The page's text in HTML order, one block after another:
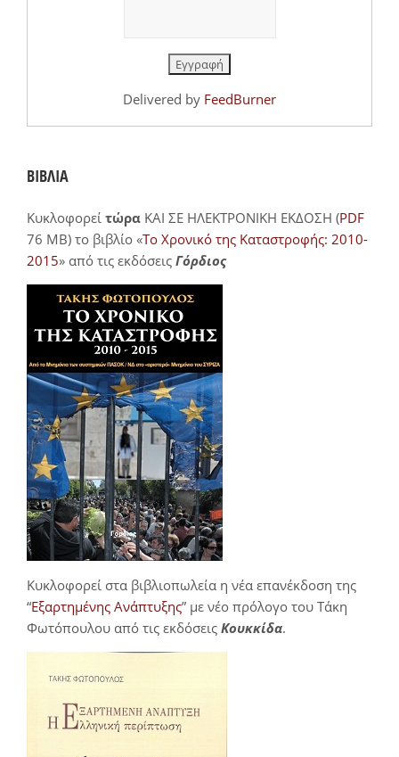
Delivered by FeedBurner
ΒΙΒΛΙΑ
Κυκλοφορεί τώρα ΚΑΙ ΣΕ ΗΛΕΚΤΡΟΝΙΚΗ ΕΚΔΟΣΗ (PDF
76 MB) το βιβλίο «Το Χρονικό της Καταστροφής: 2010-
2015» από τις εκδόσεις Γόρδιος
Κυκλοφορεί στα βιβλιοπωλεία η νέα επανέκδοση της
“Εξαρτημένης Ανάπτυξης” με νέο πρόλογο του Τάκη
Φωτόπουλου από τις εκδόσεις Κουκκίδα.